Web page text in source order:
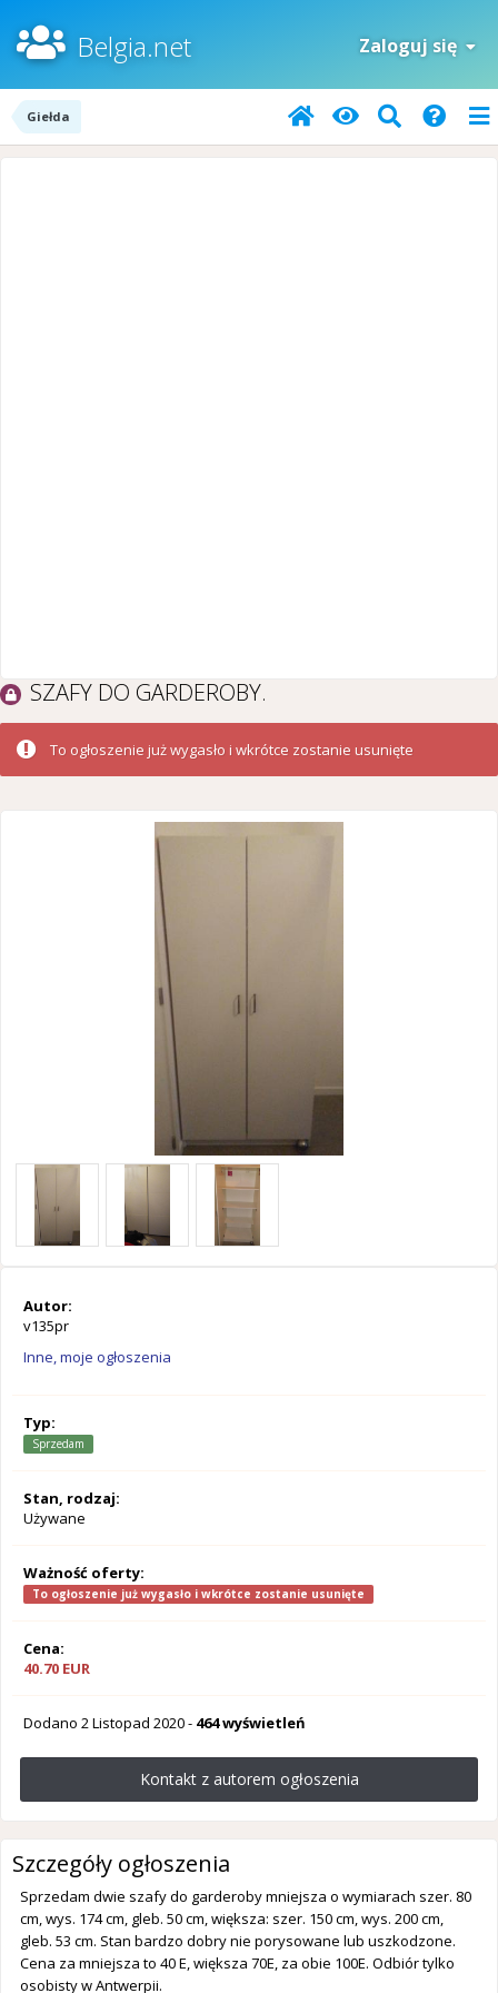
Belgia.net Zaloguj się
Giełda
SZAFY DO GARDEROBY.
To ogłoszenie już wygasło i wkrótce zostanie usunięte
Autor:
v135pr
Inne, moje ogłoszenia
Typ:
Sprzedam
Stan, rodzaj:
Używane
Ważność oferty:
To ogłoszenie już wygasło i wkrótce zostanie usunięte
Cena:
40.70 EUR
Dodano 2 Listopad 2020- 464 wyświetleń
Kontakt z autorem ogłoszenia
Szczegóły ogłoszenia
Sprzedam dwie szafy do garderoby mniejsza o wymiarach szer. 80
cm, wys. 174 cm, gleb. 50 cm, większa: szer. 150 cm, wys. 200 cm,
gleb. 53 cm. Stan bardzo dobry nie porysowane lub uszkodzone.
Cena za mniejsza to 40 E, większa 70E, za obie 100E. Odbiór tylko
osobisty w Antwerpii.